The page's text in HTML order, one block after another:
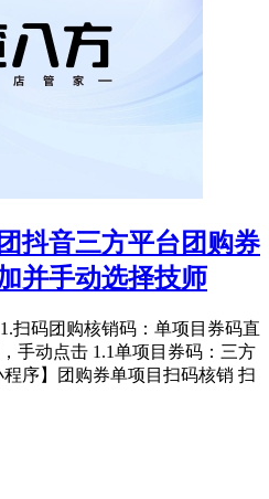
抖音三方平台团购券
并手动选择技师
扫码团购核销码：单项目券码直
手动点击 1.1单项目券码：三方
序】团购券单项目扫码核销 扫